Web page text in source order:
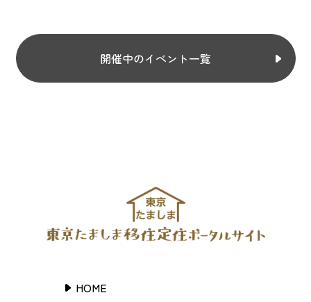
開催中のイベント一覧
HOME